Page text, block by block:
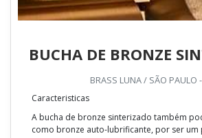
BUCHA DE BRONZE
BRASS LUNA / SÃO PAULO
Caracteristicas
A bucha de bronze sinterizado também
como bronze auto-lubrificante, por ser